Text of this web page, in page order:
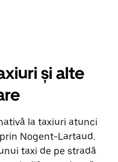
și alte
la taxiuri atunci
Nogent-Lartaud.
taxi de pe stradă